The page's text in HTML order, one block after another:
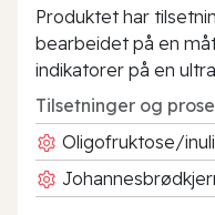
Produktet har
bearbeidet på en
indikatorer på en
Tilsetninger og
Oligofruktose/